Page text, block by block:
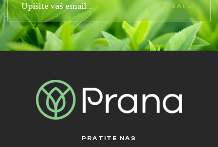
POŠALJI
PRATITE NAS